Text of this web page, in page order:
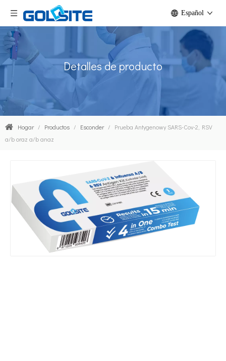
Español
Detalles de producto
Hogar / Productos / Esconder /
Prueba Antygenowy SARS-Cov-2, RSV
a/b oraz a/b anaz